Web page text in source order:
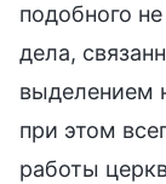
подобного
дела,
выделением
при этом
работы